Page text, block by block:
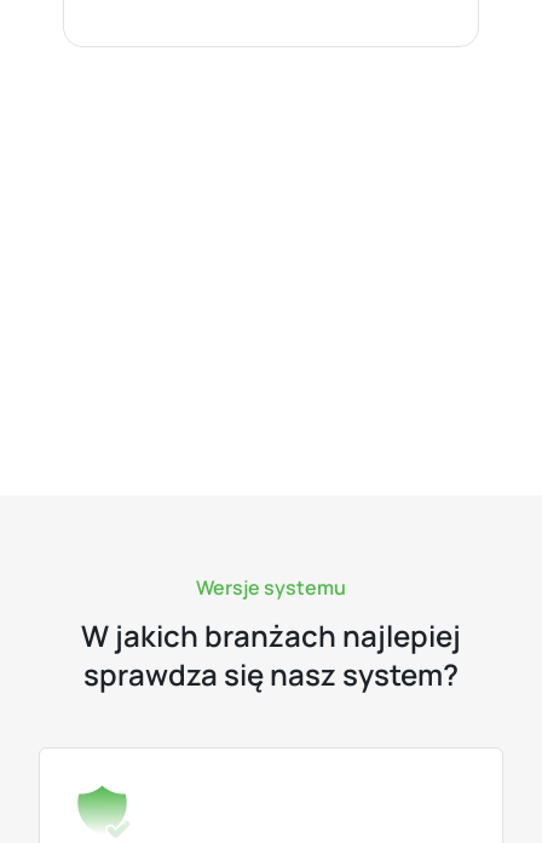
Wersje systemu
W jakich branżach najlepiej
sprawdza się nasz system?